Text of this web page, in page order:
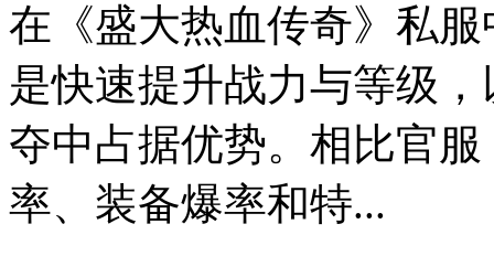
在《盛大热血传奇》私
是快速提升战力与等级
夺中占据优势。相比官
率、装备爆率和特...